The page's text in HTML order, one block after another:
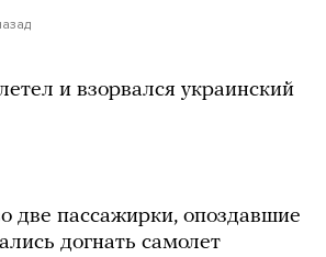
и взорвался украинский
две пассажирки, опоздавшие
догнать самолет